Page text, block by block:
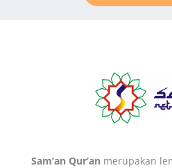
Sam’an Qur’an merupakan